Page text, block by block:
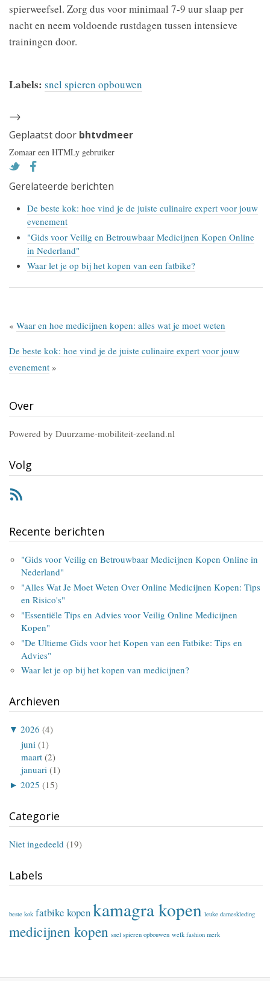
spierweefsel. Zorg dus voor minimaal 7-9 uur slaap per
nacht en neem voldoende rustdagen tussen intensieve
trainingen door.
Labels: snel spieren opbouwen
→
Geplaatst door bhtvdmeer
Zomaar een HTMLy gebruiker
Gerelateerde berichten
De beste kok: hoe vind je de juiste culinaire expert voor jouw
evenement
"Gids voor Veilig en Betrouwbaar Medicijnen Kopen Online
in Nederland"
Waar let je op bij het kopen van een fatbike?
« Waar en hoe medicijnen kopen: alles wat je moet weten
De beste kok: hoe vind je de juiste culinaire expert voor jouw
evenement »
Over
Powered by Duurzame-mobiliteit-zeeland.nl
Volg
Recente berichten
"Gids voor Veilig en Betrouwbaar Medicijnen Kopen Online in
Nederland"
"Alles Wat Je Moet Weten Over Online Medicijnen Kopen: Tips
en Risico's"
"Essentiële Tips en Advies voor Veilig Online Medicijnen
Kopen"
"De Ultieme Gids voor het Kopen van een Fatbike: Tips en
Advies"
Waar let je op bij het kopen van medicijnen?
Archieven
▼ 2026 (4)
juni (1)
maart (2)
januari (1)
► 2025 (15)
Categorie
Niet ingedeeld (19)
Labels
beste kok fatbike kopenkamagra kopen leuke dameskleding
medicijnen kopen snel spieren opbouwen welk fashion merk